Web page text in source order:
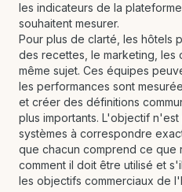
les indicateurs de la
souhaitent mesurer.
Pour plus de clarté, les hôtels
des recettes, le marketing, les
même sujet. Ces équipes
les performances sont
et créer des définitions
plus importants. L'objectif
systèmes à correspondre
que chacun comprend ce que
comment il doit être utilisé et
les objectifs commerciaux de